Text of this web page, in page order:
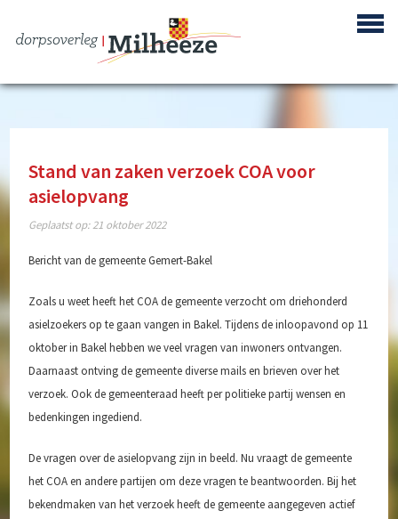
Bouwproject de Berken
Reactivering Vliegbasis de Peel
Gebiedsontwikkeling ‘Achter de Berke’
Verenigingen
Archief
Stand van zaken verzoek COA voor
asielopvang
Geplaatst op:21 oktober 2022
Bericht van de gemeente Gemert-Bakel
Zoals u weet heeft het COA de gemeente verzocht om driehonderd
asielzoekers op te gaan vangen in Bakel. Tijdens de inloopavond op 11
oktober in Bakel hebben we veel vragen van inwoners ontvangen.
Daarnaast ontving de gemeente diverse mails en brieven over het
verzoek. Ook de gemeenteraad heeft per politieke partij wensen en
bedenkingen ingediend.
De vragen over de asielopvang zijn in beeld. Nu vraagt de gemeente
het COA en andere partijen om deze vragen te beantwoorden. Bij het
bekendmaken van het verzoek heeft de gemeente aangegeven actief